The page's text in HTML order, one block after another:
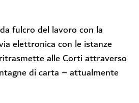
fulcro del lavoro con la
elettronica con le istanze
alle Corti attraverso
di carta – attualmente